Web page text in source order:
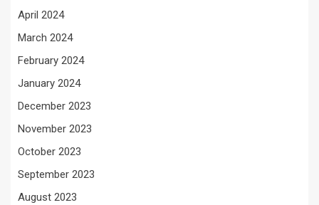
April 2024
March 2024
February 2024
January 2024
December 2023
November 2023
October 2023
September 2023
August 2023